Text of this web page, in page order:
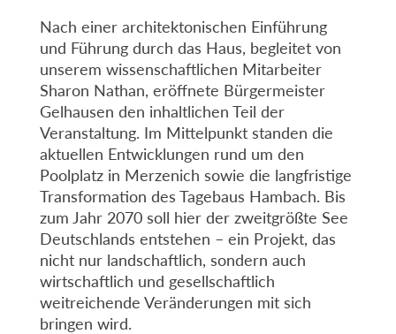
Nach einer architektonischen Einführung
und Führung durch das Haus, begleitet von
unserem wissenschaftlichen Mitarbeiter
Sharon Nathan, eröffnete Bürgermeister
Gelhausen den inhaltlichen Teil der
Veranstaltung. Im Mittelpunkt standen die
aktuellen Entwicklungen rund um den
Poolplatz in Merzenich sowie die langfristige
Transformation des Tagebaus Hambach. Bis
zum Jahr 2070 soll hier der zweitgrößte See
Deutschlands entstehen – ein Projekt, das
nicht nur landschaftlich, sondern auch
wirtschaftlich und gesellschaftlich
weitreichende Veränderungen mit sich
bringen wird.